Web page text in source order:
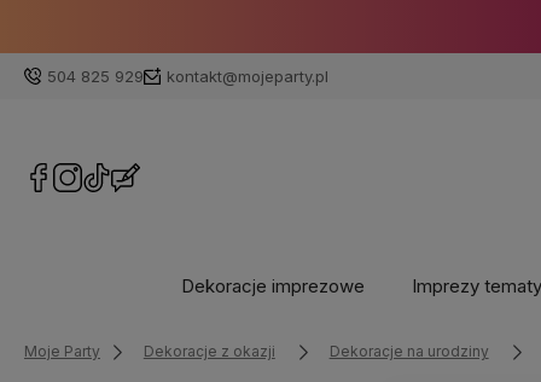
504 825 929 kontakt@mojeparty.pl
Dekoracje imprezowe Imprezy
Moje Party Dekoracje z okazji Dekoracje na urodziny